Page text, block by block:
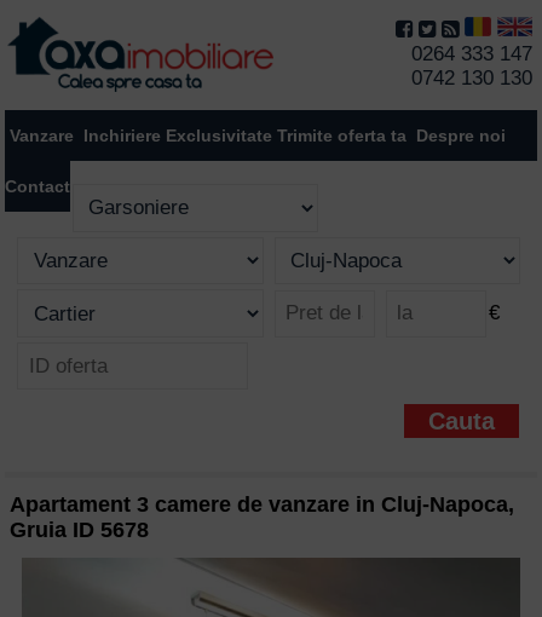
0264 333 147
0742 130 130
Vanzare Inchiriere Exclusivitate Trimite oferta ta Despre noi
Contact
€
Apartament 3 camere de vanzare in Cluj-Napoca,
Gruia ID 5678